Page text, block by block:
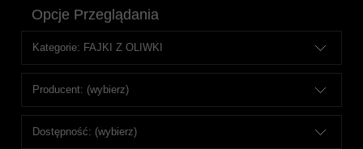
Opcje Przeglądania
Kategorie: FAJKI Z OLIWKI
Producent: (wybierz)
Dostępność: (wybierz)